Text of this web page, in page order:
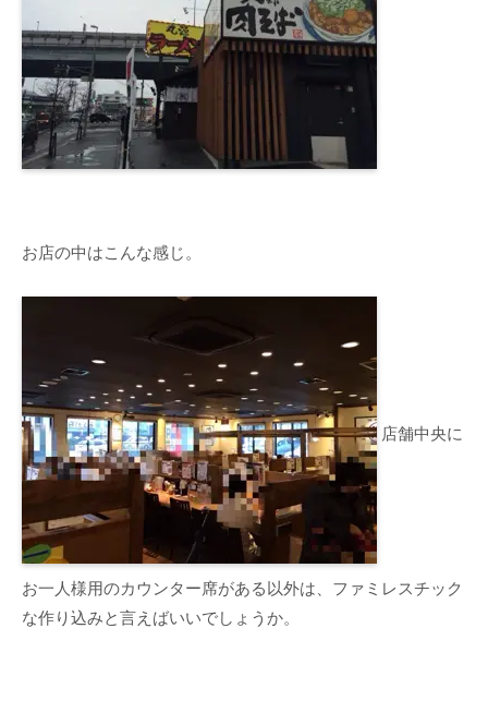
お店の中はこんな感じ。
店舗中央に
お一人様用のカウンター席がある以外は、ファミレスチック
な作り込みと言えばいいでしょうか。